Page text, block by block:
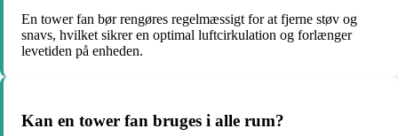
En tower fan bør rengøres regelmæssigt for at fjerne støv og
snavs, hvilket sikrer en optimal luftcirkulation og forlænger
levetiden på enheden.
Kan en tower fan bruges i alle rum?